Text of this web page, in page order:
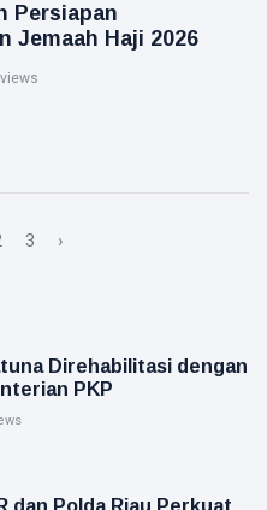
Persiapan
Jemaah Haji 2026
3 ›
Direhabilitasi dengan
PKP
dan Polda Riau Perkuat